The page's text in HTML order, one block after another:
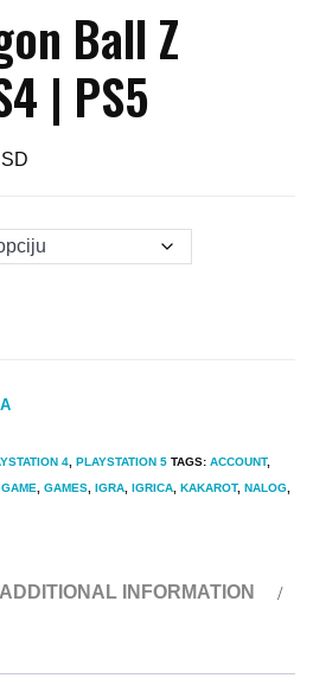
Ball Z
| PS5
1.790 $
through
4, PLAYSTATION 5 TAGS: ACCOUNT,
GAME, GAMES, IGRA, IGRICA, KAKAROT, NALOG,
ADDITIONAL INFORMATION